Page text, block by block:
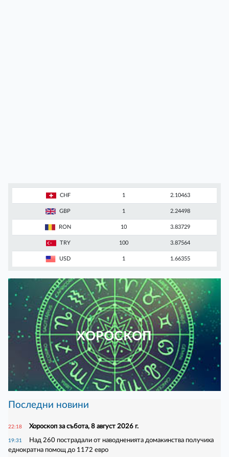
CHF 1 2.10463
GBP 1 2.24498
RON 10 3.83729
TRY 100 3.87564
USD 1 1.66355
ХОРОСКОП
Последни новини
22:18 Хороскоп за събота, 8 август 2026 г.
19:31
Над 260 пострадали от наводненията домакинства получиха
еднократна помощ до 1172 евро